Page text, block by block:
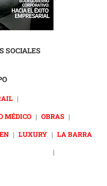
SOCIALES
|
MÉDICO | OBRAS |
| LUXURY | LA BARRA
|